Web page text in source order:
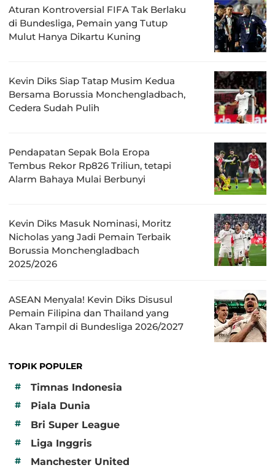
Aturan Kontroversial FIFA Tak Berlaku
di Bundesliga, Pemain yang Tutup
Mulut Hanya Dikartu Kuning
Kevin Diks Siap Tatap Musim Kedua
Bersama Borussia Monchengladbach,
Cedera Sudah Pulih
Pendapatan Sepak Bola Eropa
Tembus Rekor Rp826 Triliun, tetapi
Alarm Bahaya Mulai Berbunyi
Kevin Diks Masuk Nominasi, Moritz
Nicholas yang Jadi Pemain Terbaik
Borussia Monchengladbach
2025/2026
ASEAN Menyala! Kevin Diks Disusul
Pemain Filipina dan Thailand yang
Akan Tampil di Bundesliga 2026/2027
TOPIK POPULER
#
Timnas Indonesia
# Piala Dunia
# Bri Super League
# Liga Inggris
# Manchester United